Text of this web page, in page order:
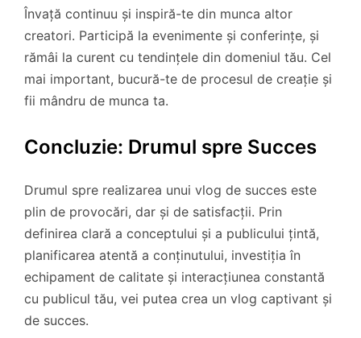
Învață continuu și inspiră-te din munca altor
creatori. Participă la evenimente și conferințe, și
rămâi la curent cu tendințele din domeniul tău. Cel
mai important, bucură-te de procesul de creație și
fii mândru de munca ta.
Concluzie: Drumul spre Succes
Drumul spre realizarea unui vlog de succes este
plin de provocări, dar și de satisfacții. Prin
definirea clară a conceptului și a publicului țintă,
planificarea atentă a conținutului, investiția în
echipament de calitate și interacțiunea constantă
cu publicul tău, vei putea crea un vlog captivant și
de succes.